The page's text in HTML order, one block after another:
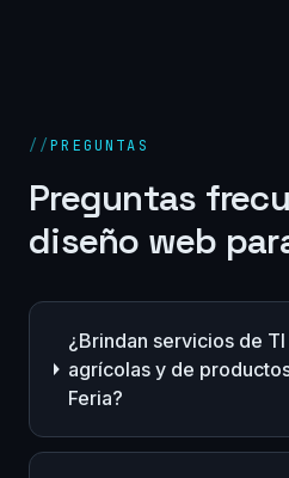
//PREGUNTAS
Preguntas
diseño web
¿Brindan servicios de
agrícolas y de
Feria?